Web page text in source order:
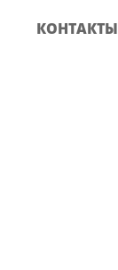
КОНТАКТЫ